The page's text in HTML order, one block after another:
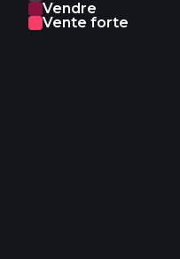
Vendre
Vente forte
arranging of equity
financial, leasing, and